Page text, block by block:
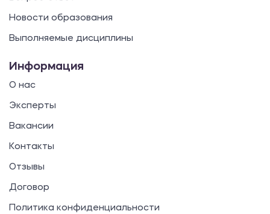
Новости образования
Выполняемые дисциплины
Информация
О нас
Эксперты
Вакансии
Контакты
Отзывы
Договор
Политика конфиденциальности